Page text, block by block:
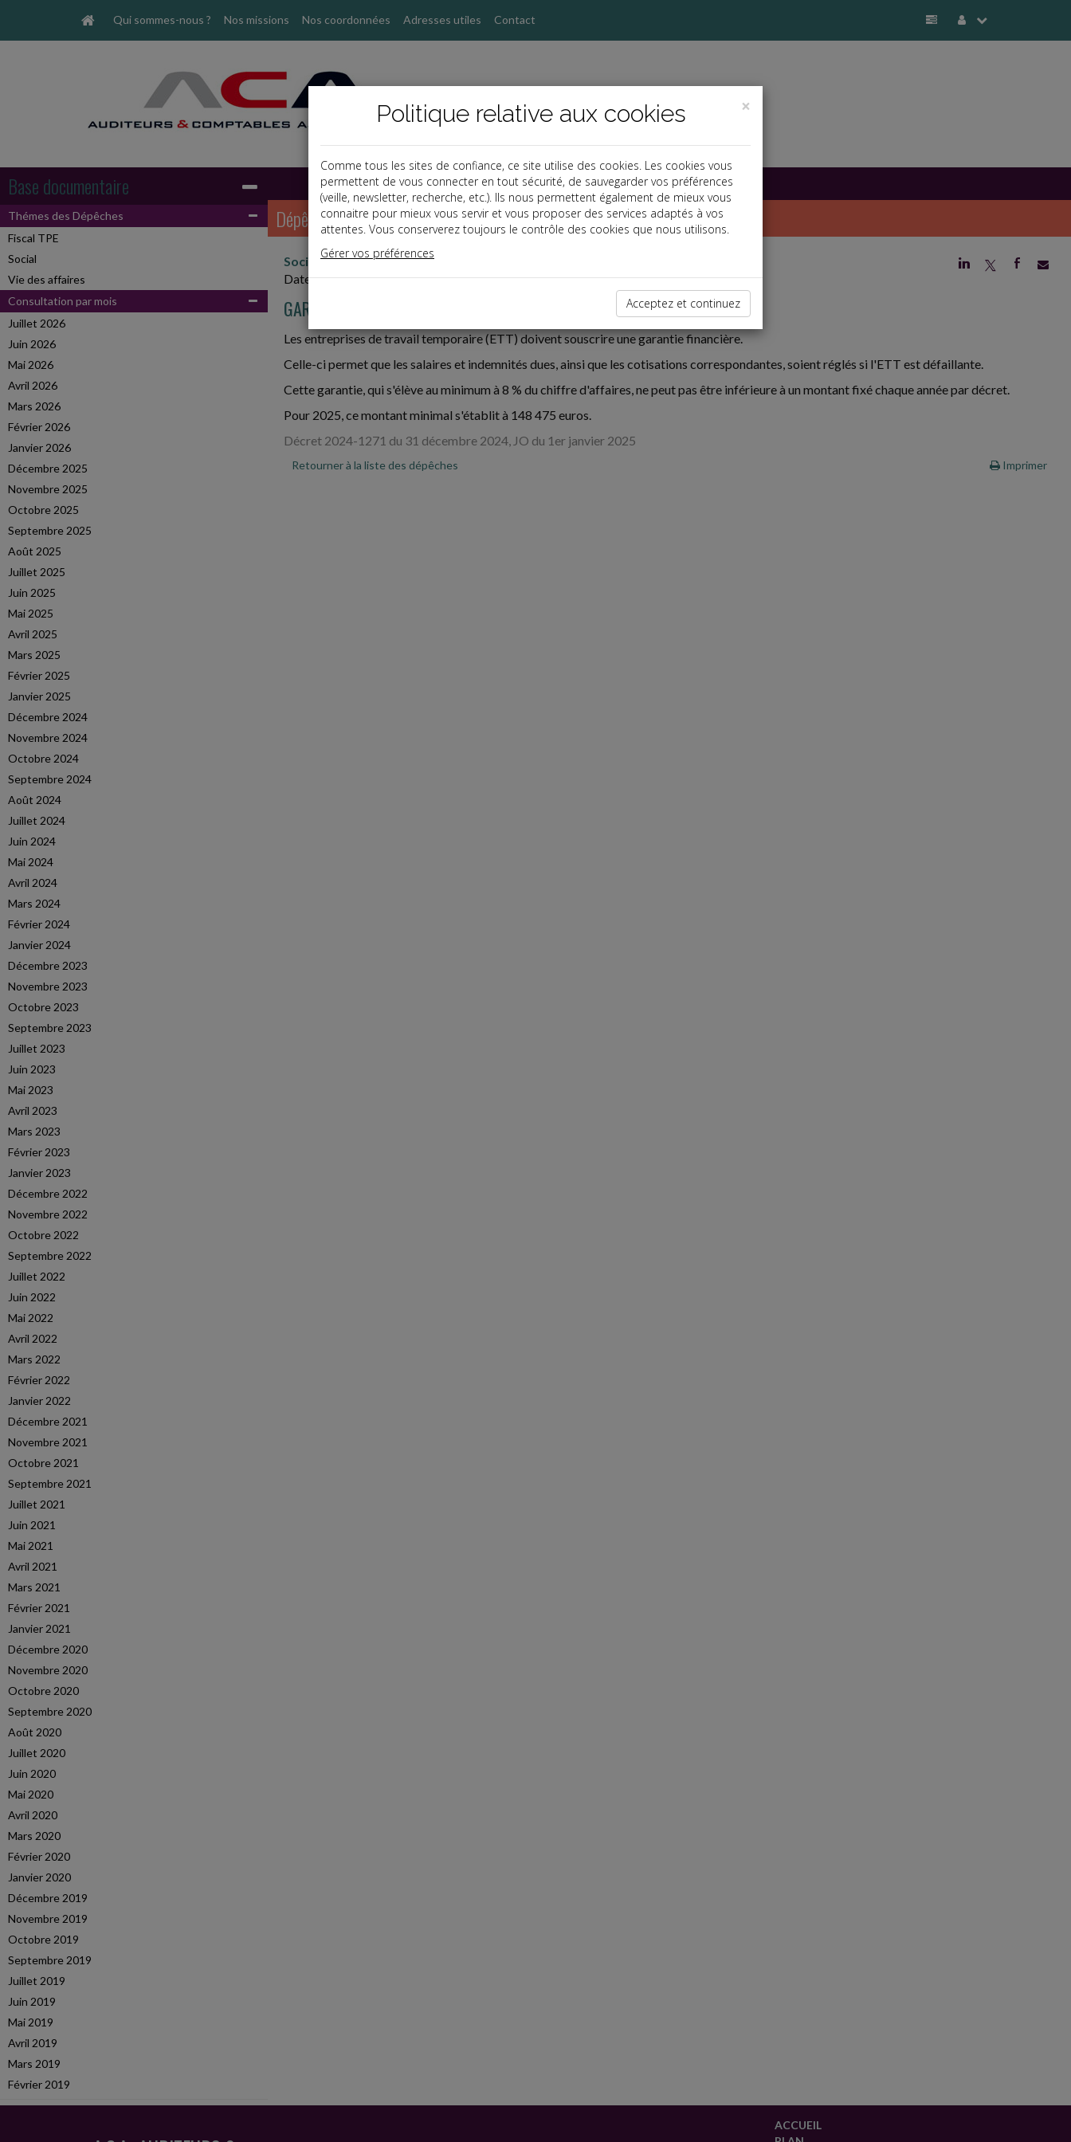
Qui sommes-nous ? Nos missions Nos coordonnées Adresses utiles Contact
Base documentaire
Thémes des Dépêches
Fiscal TPE
Social
Vie des affaires
Consultation par mois
Juillet 2026
Juin 2026
Mai 2026
Avril 2026
Mars 2026
Février 2026
Janvier 2026
Décembre 2025
Novembre 2025
Octobre 2025
Septembre 2025
Août 2025
Juillet 2025
Juin 2025
Mai 2025
Avril 2025
Mars 2025
Février 2025
Janvier 2025
Décembre 2024
Novembre 2024
Octobre 2024
Septembre 2024
Août 2024
Juillet 2024
Juin 2024
Mai 2024
Avril 2024
Mars 2024
Février 2024
Janvier 2024
Décembre 2023
Novembre 2023
Octobre 2023
Septembre 2023
Juillet 2023
Juin 2023
Mai 2023
Avril 2023
Mars 2023
Février 2023
Janvier 2023
Décembre 2022
Novembre 2022
Octobre 2022
Septembre 2022
Juillet 2022
Juin 2022
Mai 2022
Avril 2022
Mars 2022
Février 2022
Janvier 2022
Décembre 2021
Novembre 2021
Octobre 2021
Septembre 2021
Juillet 2021
Juin 2021
Mai 2021
Avril 2021
Mars 2021
Février 2021
Janvier 2021
Décembre 2020
Novembre 2020
Octobre 2020
Septembre 2020
Août 2020
Juillet 2020
Juin 2020
Mai 2020
Avril 2020
Mars 2020
Février 2020
Janvier 2020
Décembre 2019
Novembre 2019
Octobre 2019
Septembre 2019
Juillet 2019
Juin 2019
Mai 2019
Avril 2019
Mars 2019
Février 2019
Dépêches
j a b
Social, Paye
Date: 2025-01-29
GARANTIE FINANCIÈRE DES ETT POUR 2025
Les entreprises de travail temporaire (ETT) doivent souscrire une garantie financière.
Celle-ci permet que les salaires et indemnités dues, ainsi que les cotisations correspondantes, soient réglés si l'ETT est défaillante.
Cette garantie, qui s'élève au minimum à 8 % du chiffre d'affaires, ne peut pas être inférieure à un montant fixé chaque année par décret.
Pour 2025, ce montant minimal s'établit à 148 475 euros.
Décret 2024-1271 du 31 décembre 2024, JO du 1er janvier 2025
Retourner à la liste des dépêches Imprimer
ACCUEIL
×
Politique relative aux cookies
Comme tous les sites de confiance, ce site utilise des cookies. Les cookies vous
permettent de vous connecter en tout sécurité, de sauvegarder vos préférences
(veille, newsletter, recherche, etc.). Ils nous permettent également de mieux vous
connaitre pour mieux vous servir et vous proposer des services adaptés à vos
attentes. Vous conserverez toujours le contrôle des cookies que nous utilisons.
Gérer vos préférences
Acceptez et continuez